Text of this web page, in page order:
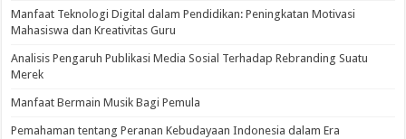
Manfaat Teknologi Digital dalam Pendidikan: Peningkatan Motivasi
Mahasiswa dan Kreativitas Guru
Analisis Pengaruh Publikasi Media Sosial Terhadap Rebranding Suatu
Merek
Manfaat Bermain Musik Bagi Pemula
Pemahaman tentang Peranan Kebudayaan Indonesia dalam Era